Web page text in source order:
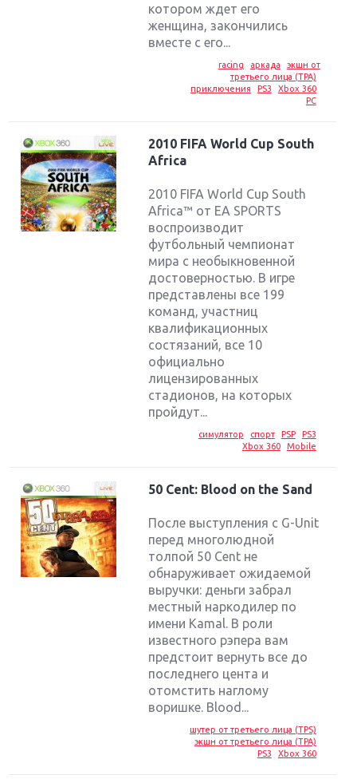
котором ждет его
женщина, закончились
вместе с его...
racing аркада
экшн от
третьего лица (TPA)
приключения
PS3
Xbox 360
PC
2010 FIFA World Cup South
Africa
2010 FIFA World Cup South
Africa™ от EA SPORTS
воспроизводит
футбольный чемпионат
мира с необыкновенной
достоверностью. В игре
представлены все 199
команд, участниц
квалификационных
состязаний, все 10
официально
лицензированных
стадионов, на которых
пройдут...
симулятор спорт PSP
PS3
Xbox 360
Mobile
50 Cent: Blood on the Sand
После выступления с G-Unit
перед многолюдной
толпой 50 Cent не
обнаруживает ожидаемой
выручки: деньги забрал
местный наркодилер по
имени Kamal. В роли
известного рэпера вам
предстоит вернуть все до
последнего цента и
отомстить наглому
воришке. Blood...
шутер от третьего лица (TPS)
экшн от третьего лица (TPA)
PS3
Xbox 360